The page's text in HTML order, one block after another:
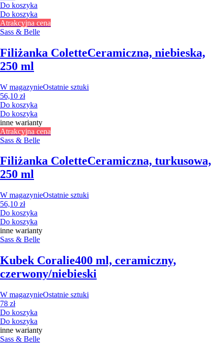
Do koszyka
Do koszyka
Atrakcyjna cena
Sass & Belle
Filiżanka ColetteCeramiczna, niebieska,
250 ml
W magazynieOstatnie sztuki
56,10 zł
Do koszyka
Do koszyka
inne warianty
Atrakcyjna cena
Sass & Belle
Filiżanka ColetteCeramiczna, turkusowa,
250 ml
W magazynieOstatnie sztuki
56,10 zł
Do koszyka
Do koszyka
inne warianty
Sass & Belle
Kubek Coralie400 ml, ceramiczny,
czerwony/niebieski
W magazynieOstatnie sztuki
78 zł
Do koszyka
Do koszyka
inne warianty
Sass & Belle